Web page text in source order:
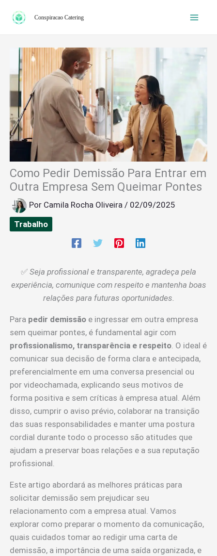
para
conteúdo
Conspiracao Catering
Como Pedir Demissão Para Entrar em
Outra Empresa Sem Queimar Pontes
Por Camila Rocha Oliveira / 02/09/2025
Trabalho
✅ Seja profissional e transparente, agradeça pela
experiência, comunique com respeito e mantenha boas
relações para futuras oportunidades.
Para pedir demissão e ingressar em outra empresa
sem queimar pontes, é fundamental agir com
profissionalismo, transparência e respeito. O ideal é
comunicar sua decisão de forma clara e antecipada,
preferencialmente em uma conversa presencial ou
por videochamada, explicando seus motivos de
forma positiva e sem críticas à empresa atual. Além
disso, cumprir o aviso prévio, colaborar na transição
das suas responsabilidades e manter uma postura
cordial durante todo o processo são atitudes que
ajudam a preservar boas relações e a sua reputação
profissional.
Este artigo abordará as melhores práticas para
solicitar demissão sem prejudicar seu
relacionamento com a empresa atual. Vamos
explorar como preparar o momento da comunicação,
quais cuidados tomar ao redigir uma carta de
demissão, a importância de uma saída organizada, e